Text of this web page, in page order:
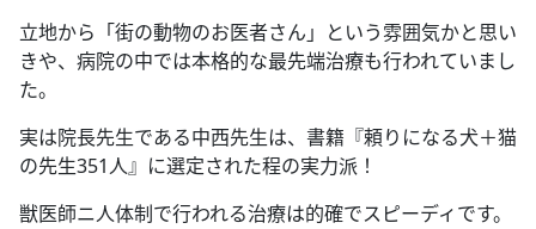
立地から「街の動物のお医者さん」という雰囲気かと思い
きや、病院の中では本格的な最先端治療も行われていまし
た。
実は院長先生である中西先生は、書籍『頼りになる犬＋猫
の先生351人』に選定された程の実力派！
獣医師ニ人体制で行われる治療は的確でスピーディです。